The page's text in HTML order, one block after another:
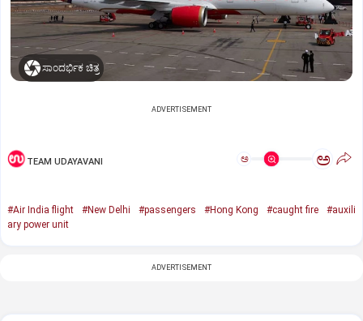
ಸಾಂದರ್ಭಿಕ ಚಿತ್ರ
ADVERTISEMENT
TEAM UDAYAVANI ಅ ಅ
#Air India flight #New Delhi #passengers #Hong Kong #caught fire
#auxili
ary power unit
ADVERTISEMENT